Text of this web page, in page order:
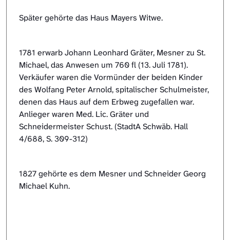
Später gehörte das Haus Mayers Witwe.
1781 erwarb Johann Leonhard Gräter, Mesner zu St.
Michael, das Anwesen um 760 fl (13. Juli 1781).
Verkäufer waren die Vormünder der beiden Kinder
des Wolfang Peter Arnold, spitalischer Schulmeister,
denen das Haus auf dem Erbweg zugefallen war.
Anlieger waren Med. Lic. Gräter und
Schneidermeister Schust. (StadtA Schwäb. Hall
4/688, S. 309-312)
1827 gehörte es dem Mesner und Schneider Georg
Michael Kuhn.